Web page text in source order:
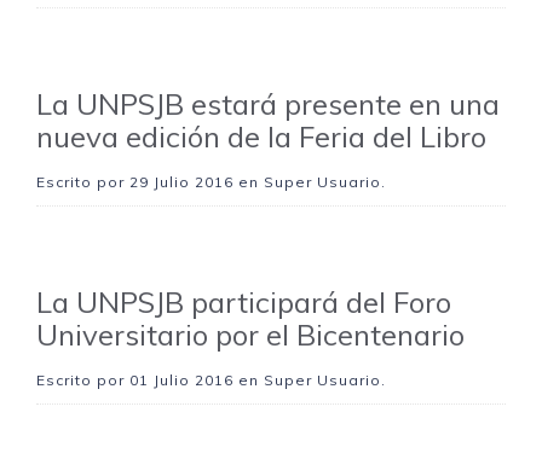
La UNPSJB estará presente en una
nueva edición de la Feria del Libro
Escrito por 29 Julio 2016 en Super Usuario.
La UNPSJB participará del Foro
Universitario por el Bicentenario
Escrito por 01 Julio 2016 en Super Usuario.